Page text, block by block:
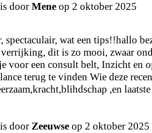
door Mene op 2 oktober 2025
spectaculair, wat een tips!!hallo
dit is zo mooi, zwaar
voor een consult belt, Inzicht en
terug te vinden Wie deze
,en
door Zeeuwse op 2 oktober 2025